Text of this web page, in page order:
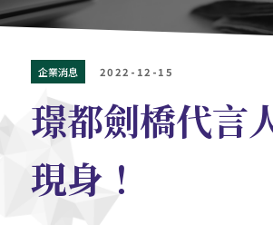
企業消息 2022-12-15
璟都劍橋代言
現身！